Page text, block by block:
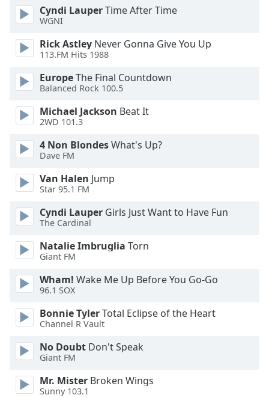
Opacity
Font
Size
Text
Edge
Style
Font
Done
Dialog
End
dialog
Cyndi LauperTime After Time
WGNI
Rick Astley Never Gonna Give You Up
113.FM Hits 1988
EuropeThe Final Countdown
Balanced Rock 100.5
Michael Jackson Beat It
2WD 101.3
4 Non BlondesWhat's Up?
Dave FM
Van Halen Jump
Star 95.1 FM
Cyndi Lauper Girls Just Want to Have Fun
The Cardinal
Natalie Imbruglia Torn
Giant FM
Wham! Wake Me Up Before You Go-Go
96.1 SOX
Bonnie TylerTotal Eclipse of the Heart
Channel R Vault
No Doubt Don't Speak
Giant FM
Mr. Mister Broken Wings
Sunny 103.1